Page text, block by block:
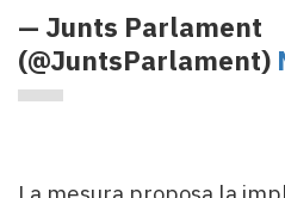
— Junts Parlament
(@JuntsParlament)